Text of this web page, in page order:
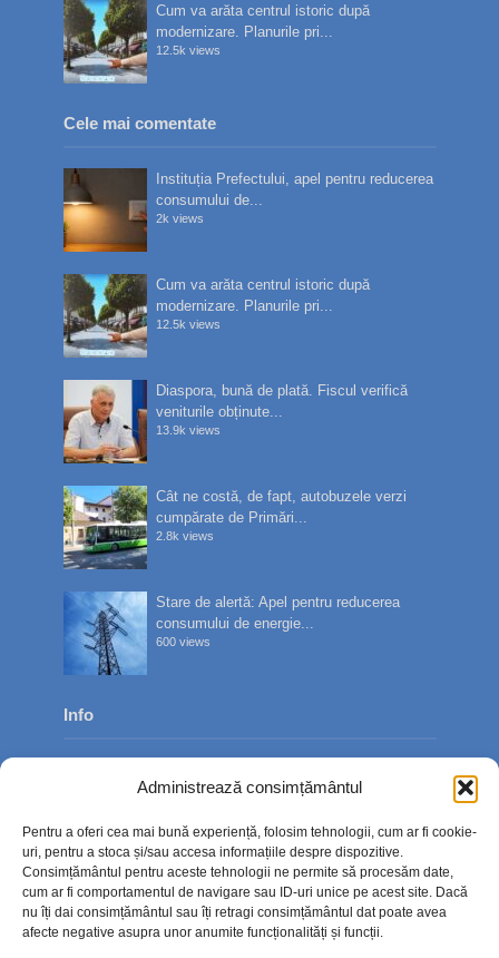
Administrează consimțământul
Pentru a oferi cea mai bună experiență, folosim tehnologii, cum ar fi cookie-
uri, pentru a stoca și/sau accesa informațiile despre dispozitive.
Consimțământul pentru aceste tehnologii ne permite să procesăm date,
cum ar fi comportamentul de navigare sau ID-uri unice pe acest site. Dacă
nu îți dai consimțământul sau îți retragi consimțământul dat poate avea
afecte negative asupra unor anumite funcționalități și funcții.
Cum va arăta centrul istoric după
modernizare. Planurile pri...
12.5k views
Cele mai comentate
Instituția Prefectului, apel pentru reducerea
consumului de...
2k views
Cum va arăta centrul istoric după
modernizare. Planurile pri...
12.5k views
Diaspora, bună de plată. Fiscul verifică
veniturile obținute...
13.9k views
Cât ne costă, de fapt, autobuzele verzi
cumpărate de Primări...
2.8k views
Stare de alertă: Apel pentru reducerea
consumului de energie...
600 views
Info
Contact
Politica de confidențialitate
Politică cookie-uri (UE)